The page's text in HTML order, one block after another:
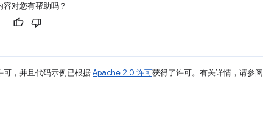
容对您有帮助吗？
可，并且代码示例已根据Apache 2.0 许可获得了许可。有关详情，请参阅